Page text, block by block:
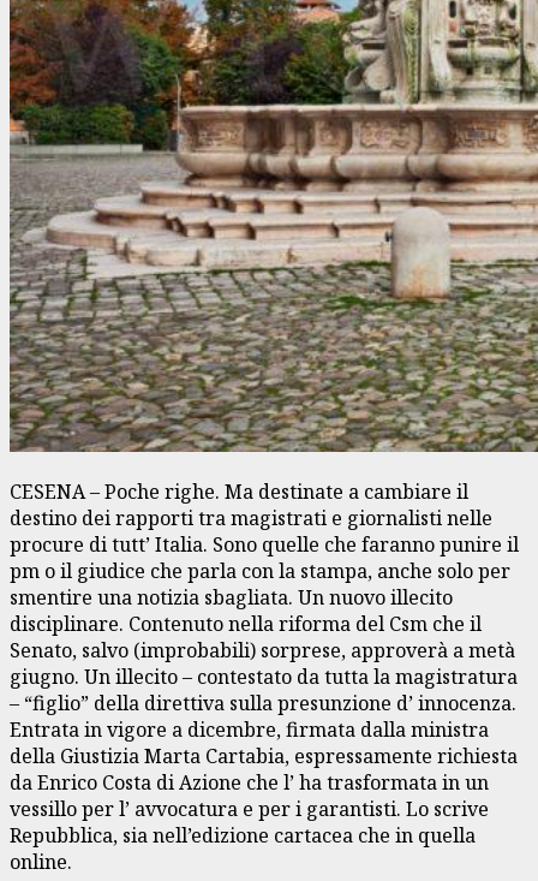
CESENA – Poche righe. Ma destinate a cambiare il
destino dei rapporti tra magistrati e giornalisti nelle
procure di tutt’ Italia. Sono quelle che faranno punire il
pm o il giudice che parla con la stampa, anche solo per
smentire una notizia sbagliata. Un nuovo illecito
disciplinare. Contenuto nella riforma del Csm che il
Senato, salvo (improbabili) sorprese, approverà a metà
giugno. Un illecito – contestato da tutta la magistratura
– “figlio” della direttiva sulla presunzione d’ innocenza.
Entrata in vigore a dicembre, firmata dalla ministra
della Giustizia Marta Cartabia, espressamente richiesta
da Enrico Costa di Azione che l’ ha trasformata in un
vessillo per l’ avvocatura e per i garantisti. Lo scrive
Repubblica, sia nell’edizione cartacea che in quella
online.